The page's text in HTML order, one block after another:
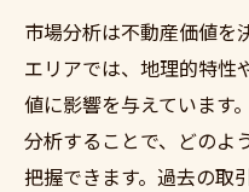
市場分析は不動産価値を
エリアでは、地理的特性
値に影響を与えています
分析することで、どのよ
把握できます。過去の取